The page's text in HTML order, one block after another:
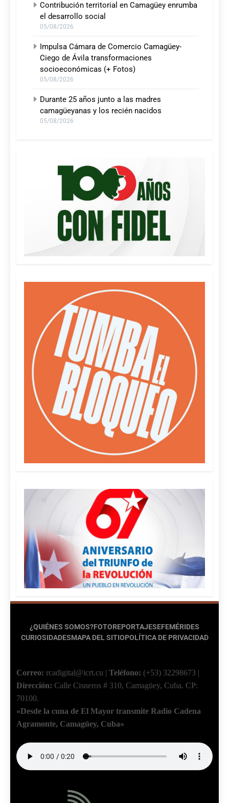
Contribución territorial en Camagüey enrumba
el desarrollo social
05/08/2026
Impulsa Cámara de Comercio Camagüey-
Ciego de Ávila transformaciones
socioeconómicas (+ Fotos)
05/08/2026
Durante 25 años junto a las madres
camagüeyanas y los recién nacidos
05/08/2026
¿QUIÉNES SOMOS?FOTOREPORTAJESEFEMÉRIDES
CURIOSIDADESMAPA DEL SITIOPOLÍTICA DE PRIVACIDAD
Correo: rcadigital@icrt.cu | Teléfono: (+53) 32298673 |
Dirección: Calle Cisneros # 310, Camagüey, Cuba. CP:
70100.
«Desde la cuna de El Mayor transmite Radio Cadena
Agramonte, Camagüey, Cuba»